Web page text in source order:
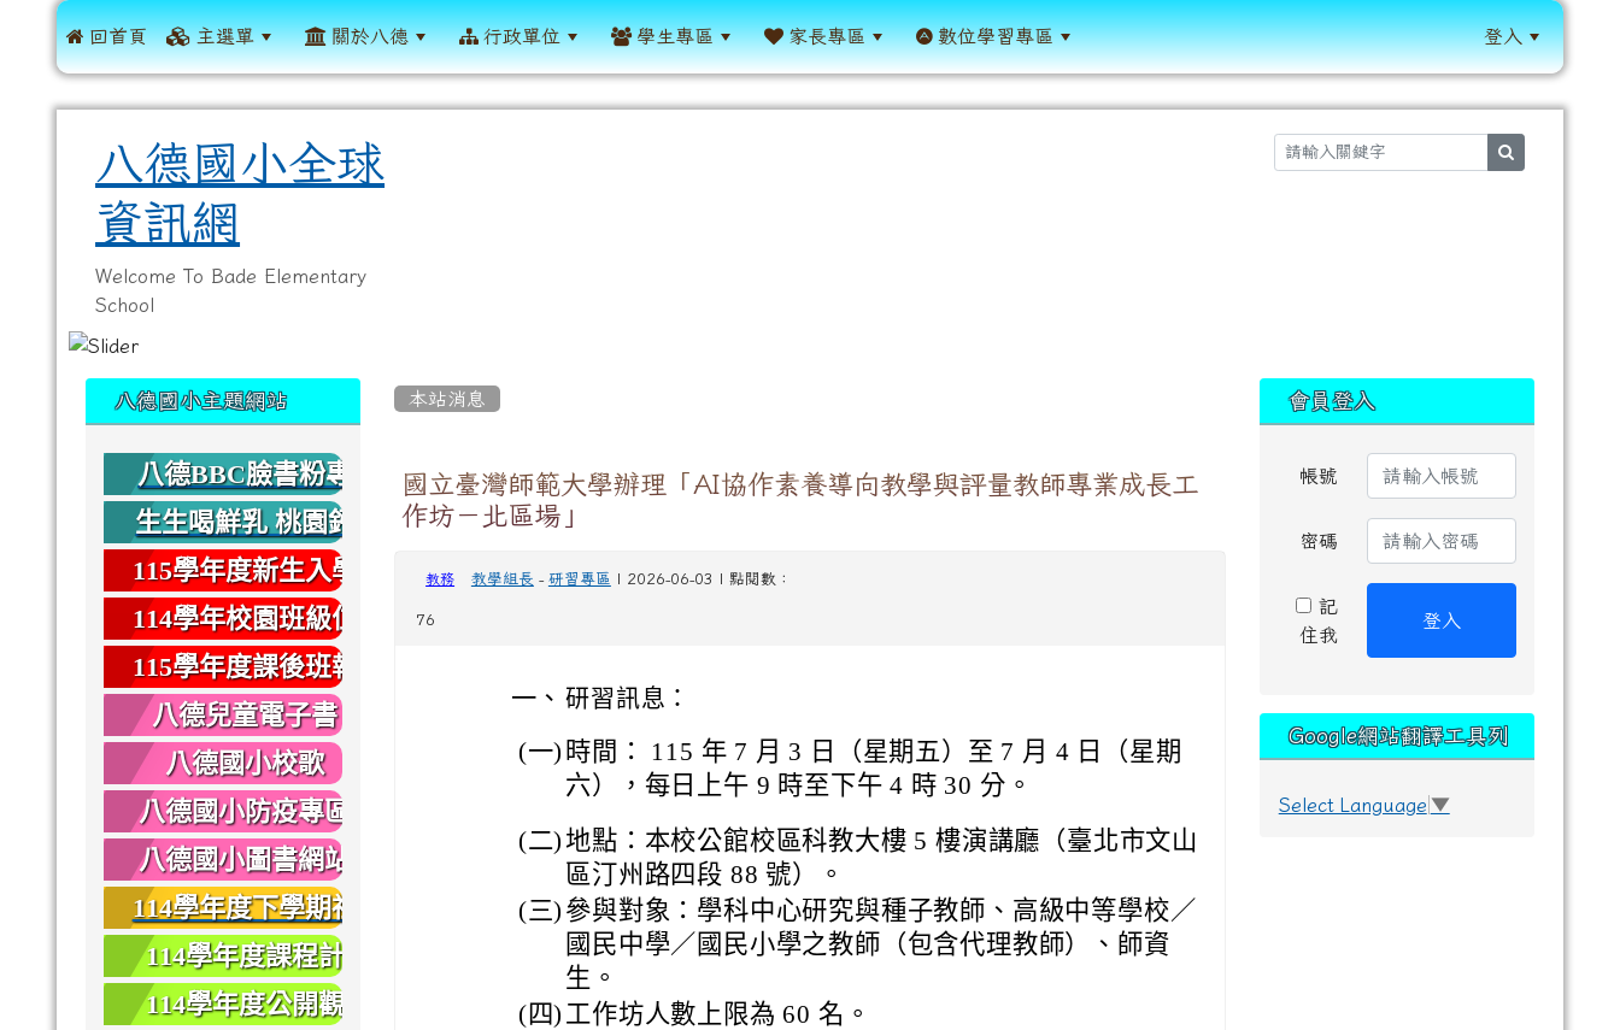
 回首頁 主選單 關於八德 行政單位 學生專區 家長專區 數位學習專區 登入
八德國小全球
資訊網
Welcome To Bade Elementary
School
本站消息
國立臺灣師範大學辦理「AI協作素養導向教學與評量教師專業成長工
作坊－北區場」
教務 教學組長 - 研習專區 | 2026-06-03 | 點閱數：
76
一、
(一)
研習訊息 ：
時間： 115 年 7 月 3 日（星期五）至 7 月 4 日（星期
六），每日上午 9 時至下午 4 時 30 分。
(二)地點：本校公館校區科教大樓 5 樓演講廳（臺北市文山
區汀州路四段 88 號）。
(三) 參與對象：學科中心研究與種子教師、高級中等學校／
國民中學／國民小學之教師（包含代理教師）、師資
生。
(四) 工作坊人數上限為 60 名。
八德國小主題網站
八德BBC臉書粉專
生生喝鮮乳 桃園鈣
健康
115學年度新生入學
專區
114學年校園班級位
置圖
115學年度課後班報
名
八德兒童電子書
八德國小校歌
八德國小防疫專區
八德國小圖書網站
114學年度下學期社
團報名
114學年度課程計
畫
114學年度公開觀
會員登入
帳號
密碼
記
住我
登入
Google網站翻譯工具列
Select Language ▼